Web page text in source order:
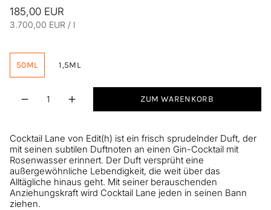
185,00 EUR
Einheitspreis
3.700,00 EUR /pro
l
50ML 1,5ML
ZUM WARENKORB
Cocktail Lane von Edit(h) ist ein frisch sprudelnder Duft, der
mit seinen subtilen Duftnoten an einen Gin-Cocktail mit
Rosenwasser erinnert. Der Duft versprüht eine
außergewöhnliche Lebendigkeit, die weit über das
Alltägliche hinaus geht. Mit seiner berauschenden
Anziehungskraft wird Cocktail Lane jeden in seinen Bann
ziehen.